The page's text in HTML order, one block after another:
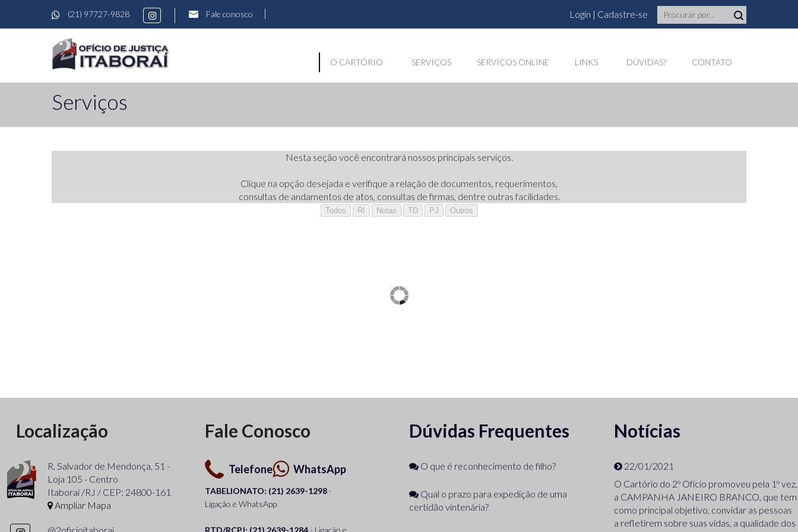
(21) 97727-9828 Fale conosco Login | Cadastre-se
O CARTÓRIO SERVIÇOS SERVIÇOS ONLINE LINKS DÚVIDAS? CONTATO
Serviços
Nesta seção você encontrará nossos principais serviços.
Clique na opção desejada e verifique a relação de documentos, requerimentos,
consultas de andamentos de atos, consultas de firmas, dentre outras facilidades.
Todos RI Notas TD PJ Outros
Localização
R. Salvador de Mendonça, 51 -
Loja 105 - Centro
Itaboraí /RJ / CEP: 24800-161
Ampliar Mapa
Fale Conosco
Telefone WhatsApp
TABELIONATO: (21) 2639-1298 -
Ligação e WhatsApp
RTD/RCPJ: (21) 2639-1284 - Ligação e
Dúvidas Frequentes
O que é reconhecimento de filho?
Qual o prazo para expedição de uma
certidão vintenária?
Notícias
22/01/2021
O Cartório do 2º Ofício promoveu pela 1º vez,
a CAMPANHA JANEIRO BRANCO, que tem
como principal objetivo, convidar as pessoas
a refletirem sobre suas vidas, a qualidade dos